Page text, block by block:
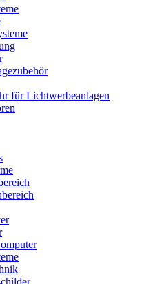
für Lichtwerbeanlagen